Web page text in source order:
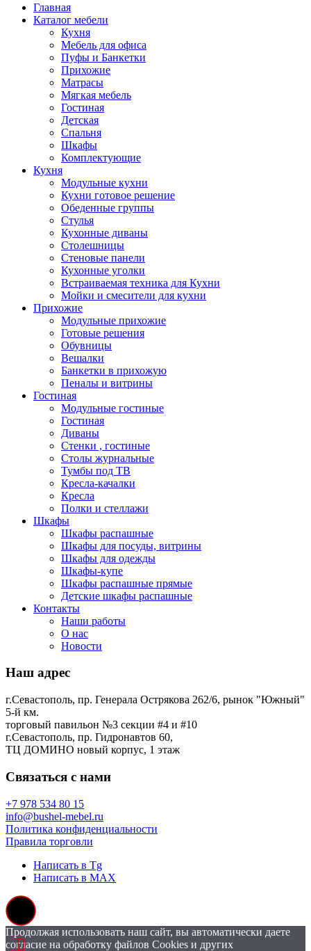
Главная
Каталог мебели
Кухня
Мебель для офиса
Пуфы и Банкетки
Прихожие
Матрасы
Мягкая мебель
Гостиная
Детская
Спальня
Шкафы
Комплектующие
Кухня
Модульные кухни
Кухни готовое решение
Обеденные группы
Стулья
Кухонные диваны
Столешницы
Стеновые панели
Кухонные уголки
Встраиваемая техника для Кухни
Мойки и смесители для кухни
Прихожие
Модульные прихожие
Готовые решения
Обувницы
Вешалки
Банкетки в прихожую
Пеналы и витрины
Гостиная
Модульные гостиные
Гостиная
Диваны
Стенки , гостиные
Столы журнальные
Тумбы под ТВ
Кресла-качалки
Кресла
Полки и стеллажи
Шкафы
Шкафы распашные
Шкафы для посуды, витрины
Шкафы для одежды
Шкафы-купе
Шкафы распашные прямые
Детские шкафы распашные
Контакты
Наши работы
О нас
Новости
Наш адрес
г.Севастополь, пр. Генерала Острякова 262/6, рынок "Южный"
5-й км.
торговый павильон №3 секции #4 и #10
г.Севастополь, пр. Гидронавтов 60,
ТЦ ДОМИНО новый корпус, 1 этаж
Связаться с нами
+7 978 534 80 15
info@bushel-mebel.ru
Политика конфиденциальности
Правила торговли
Написать в Tg
Написать в MAX
Продолжая использовать наш сайт, вы автоматически даете
согласие на обработку файлов Cookies и других